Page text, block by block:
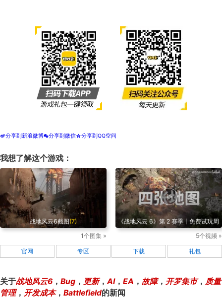
t分享到新浪微博w分享到微信z分享到QQ空间
我想了解这个游戏：
战地风云6截图(7)
1个图集 »
《战地风云 6》第 2 赛季丨免费试玩周
5个视频 »
官网 专区 下载 礼包
关于战地风云6 ， Bug ， 更新，AI， EA ， 故障， 开罗集市， 质量
管理， 开发成本， Battlefield的新闻